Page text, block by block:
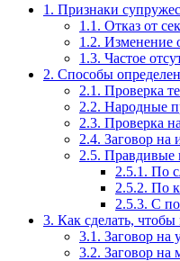
1. Признаки
1.1. Отказ от
1.2. Изменение
1.3. Частое
2. Способы
2.1. Проверка
2.2. Народные
2.3. Проверка
2.4. Заговор на
2.5. Правдивые
2.5.1. По
2.5.2. По
2.5.3. С
3. Как сделать,
3.1. Заговор на
3.2. Заговор на